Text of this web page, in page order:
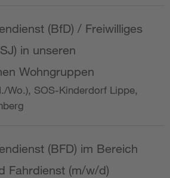
(BfD) / Freiwilliges
in unseren
Wohngruppen
Wo.), SOS-Kinderdorf Lippe,
(BFD) im Bereich
Fahrdienst (m/w/d)